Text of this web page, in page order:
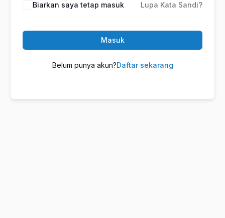
Biarkan saya tetap masuk Lupa Kata Sandi?
Masuk
Belum punya akun?Daftar sekarang